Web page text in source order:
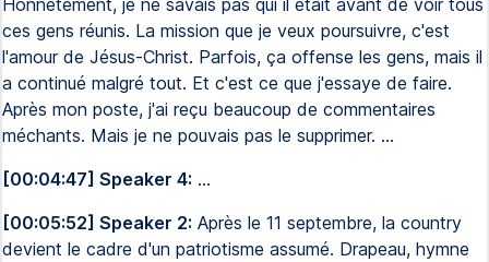
Honnêtement, je ne savais pas qui il était avant de voir tous
ces gens réunis. La mission que je veux poursuivre, c'est
l'amour de Jésus-Christ. Parfois, ça offense les gens, mais il
a continué malgré tout. Et c'est ce que j'essaye de faire.
Après mon poste, j'ai reçu beaucoup de commentaires
méchants. Mais je ne pouvais pas le supprimer. ...
[00:04:47] Speaker 4: ...
[00:05:52] Speaker 2: Après le 11 septembre, la country
devient le cadre d'un patriotisme assumé. Drapeau, hymne